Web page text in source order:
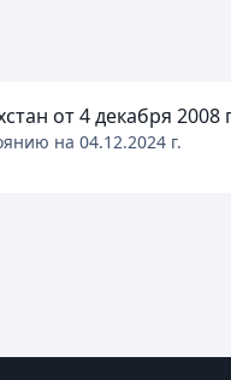
от 4 декабря
на 04.12.2024 г.